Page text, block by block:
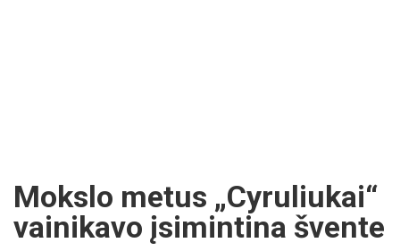
Mokslo metus „Cyruliukai“
vainikavo įsimintina švente